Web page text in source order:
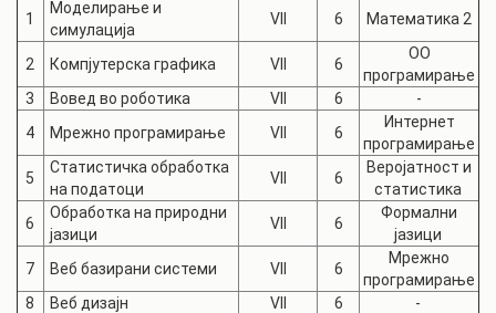
1
Моделирање и
симулација
VII 6 Математика 2
2 Компјутерска графика VII 6
ОО
програмирање
3
Вовед во роботика VII 6
-
4
Мрежно програмирање VII 6
Интернет
програмирање
5
Статистичка обработка
на податоци
VII 6
Веројатност и
статистика
6
Обработка на природни
јазици
VII 6
Формални
јазици
7
Веб базирани системи VII 6
Мрежно
програмирање
8
Веб дизајн VII 6
-